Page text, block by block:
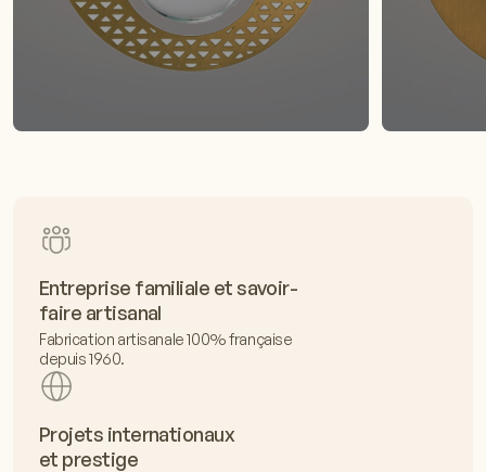
Entreprise familiale et savoir-
faire artisanal
Fabrication artisanale 100% française
depuis 1960.
Projets internationaux
et prestige